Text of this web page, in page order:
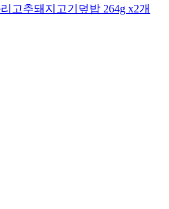
고추돼지고기덮밥 264g x2개